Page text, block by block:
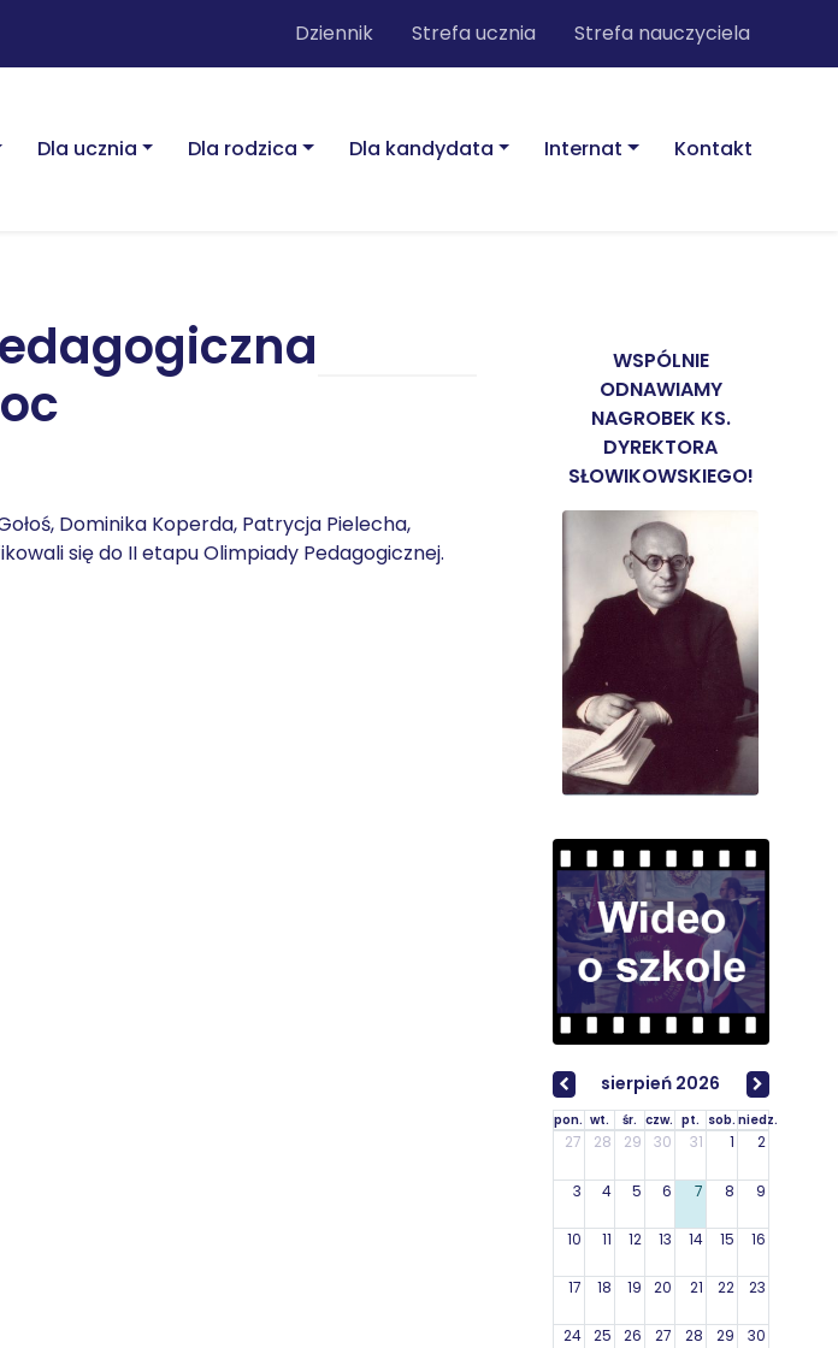
Dziennik Strefa ucznia Strefa nauczyciela
Dla ucznia Dla rodzica Dla kandydata Internat Kontakt
Dominika Koperda, Patrycja Pielecha,
się do II etapu Olimpiady Pedagogicznej.
WSPÓLNIE
ODNAWIAMY
NAGROBEK KS.
DYREKTORA
SŁOWIKOWSKIEGO!
sierpień 2026
pon. wt. śr. czw. pt. sob. niedz.
27 28 29 30 31 1 2
3 4 5 6 7 8 9
10 11 12 13 14 15 16
17 18 19 20 21 22 23
24 25 26 27 28 29 30